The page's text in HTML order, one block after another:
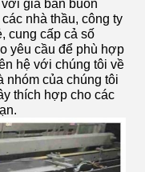
giá bán buôn
nhà thầu, công ty
cung cấp cả số
yêu cầu để phù hợp
hệ với chúng tôi về
nhóm của chúng tôi
thích hợp cho các